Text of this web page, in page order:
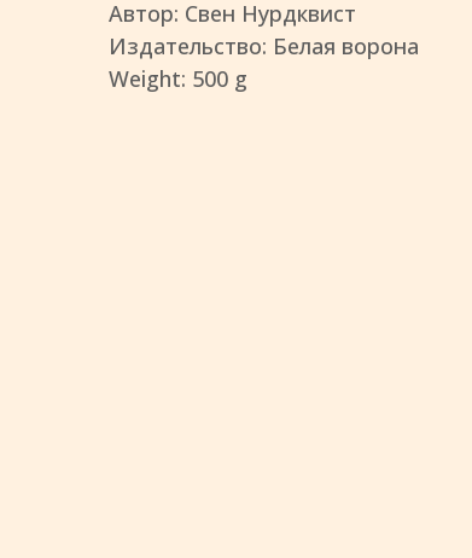
Автор: Свен Нурдквист
Издательство: Белая ворона
Weight: 500 g